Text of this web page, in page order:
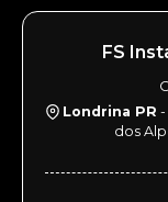
FS
Londrina PR -
dos